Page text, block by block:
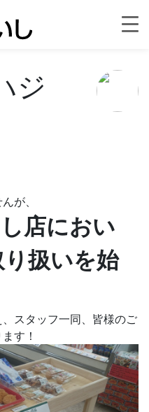
ジ
が、
店におい
扱いを始
スタッフ一同、皆様のご
す！